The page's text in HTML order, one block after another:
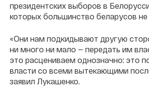
президентских выборов в
которых большинство беларусов не
«Они нам подкидывают другую
ни много ни мало — передать им
это расцениваем однозначно: это
власти со всеми вытекающими
заявил Лукашенко.